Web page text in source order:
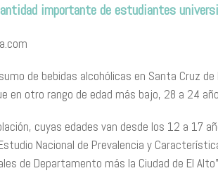
importante de estudiantes
de bebidas alcohólicas en Santa Cruz
en otro rango de edad más bajo, 28 a 24
cuyas edades van desde los 12 a 17
Nacional de Prevalencia y
de Departamento más la Ciudad de El